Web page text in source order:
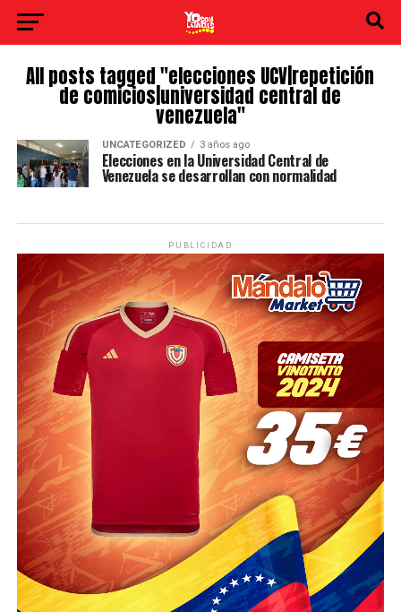
All posts tagged "elecciones UCV|repetición
de comicios|universidad central de
venezuela"
UNCATEGORIZED 3 años ago
Elecciones en la Universidad Central de
Venezuela se desarrollan con normalidad
PUBLICIDAD